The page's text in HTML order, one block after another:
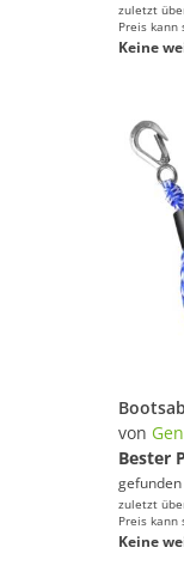
zuletzt
Preis kann
Keine
von
Bester
gefunden
zuletzt
Preis kann
Keine